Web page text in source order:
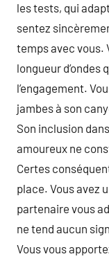
les tests, qui
sentez
temps avec vous.
longueur
l’engagement.
jambes à son
Son inclusion
amoureux ne
Certes
place. Vous avez
partenaire vous
ne tend aucun
Vous vous